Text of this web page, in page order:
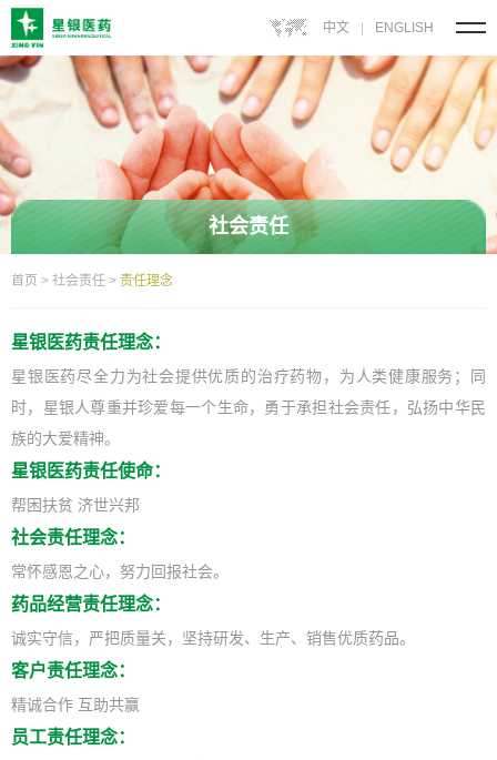
中文 ENGLISH
社会责任
首页 > 社会责任 > 责任理念
星银医药责任理念：
星银医药尽全力为社会提供优质的治疗药物，为人类健康服务；同
时，星银人尊重并珍爱每一个生命，勇于承担社会责任，弘扬中华民
族的大爱精神。
星银医药责任使命：
帮困扶贫 济世兴邦
社会责任理念：
常怀感恩之心，努力回报社会。
药品经营责任理念：
诚实守信，严把质量关，坚持研发、生产、销售优质药品。
客户责任理念：
精诚合作 互助共赢
员工责任理念：